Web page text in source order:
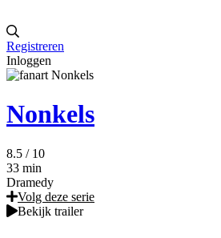
Registreren
Inloggen
Nonkels
8.5 / 10
33 min
Dramedy
Volg deze serie
Bekijk trailer